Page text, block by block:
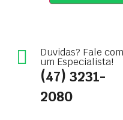
Duvidas? Fale com
um Especialista!
(47) 3231-
2080